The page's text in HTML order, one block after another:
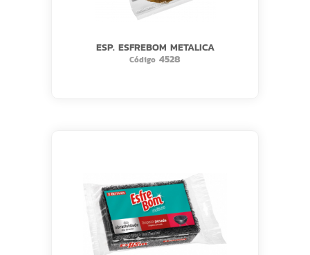
ESP. ESFREBOM METALICA
Código 4528